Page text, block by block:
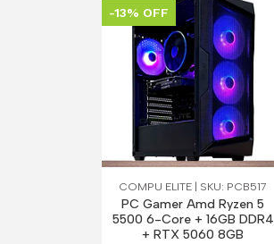
-13% OFF
COMPU ELITE | SKU: PCB517
PC Gamer Amd Ryzen 5
5500 6-Core + 16GB DDR4
+ RTX 5060 8GB